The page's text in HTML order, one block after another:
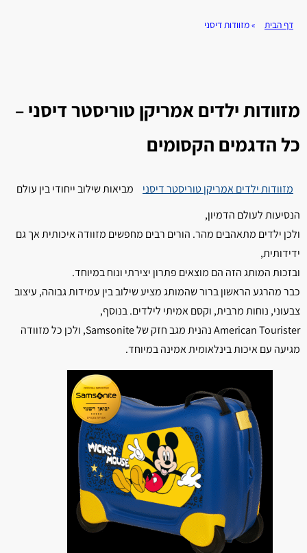
דף הבית »מזוודות דיסני
מזוודות ילדים אמריקן טוריסטר דיסני –
כל הדגמים הקסומים
מזוודות ילדים אמריקן טוריסטר דיסני
מביאות שילוב ייחודי בין עולם
הנסיעות לעולם הדמיון,
ולכן ילדים מתאהבים מהר. הורים רבים מחפשים מזוודה איכותית אך גם
ידידותית,
ובזכות המותג הזה הם מוצאים פתרון יצירתי ונוח במיוחד.
כבר מהרגע הראשון ברור שהמותג מציע שילוב בין עמידות גבוהה, עיצוב
צבעוני, נוחות מרבית, וקסם אמיתי לילדים. בנוסף,
American Tourister נהנית מגב חזק של Samsonite, ולכן כל מזוודה
מגיעה עם איכות בינלאומית אמינה במיוחד.